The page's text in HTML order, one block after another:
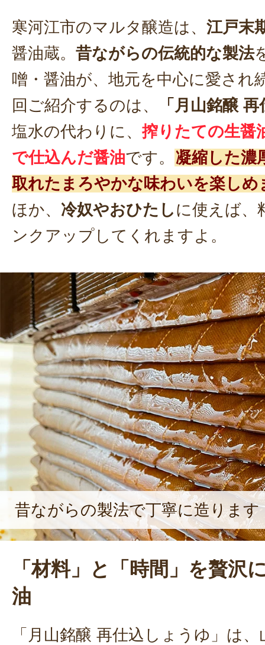
寒河江市のマルタ醸造は、 江戸末
醤油蔵。 昔ながらの伝統的な製法
噌・醤油が、地元を中心に愛され
回ご紹介するのは、
「月山銘醸
塩水の代わりに、 搾りたての生醤
で仕込んだ醤油です。 凝縮した濃
取れたまろやかな味わいを楽しめ
ほか、 冷奴やおひたし に使えば、
ンクアップしてくれますよ。
昔ながらの製法で丁寧に造ります
「材料」と「時間」を贅沢
油
「月山銘醸 再仕込しょうゆ」は